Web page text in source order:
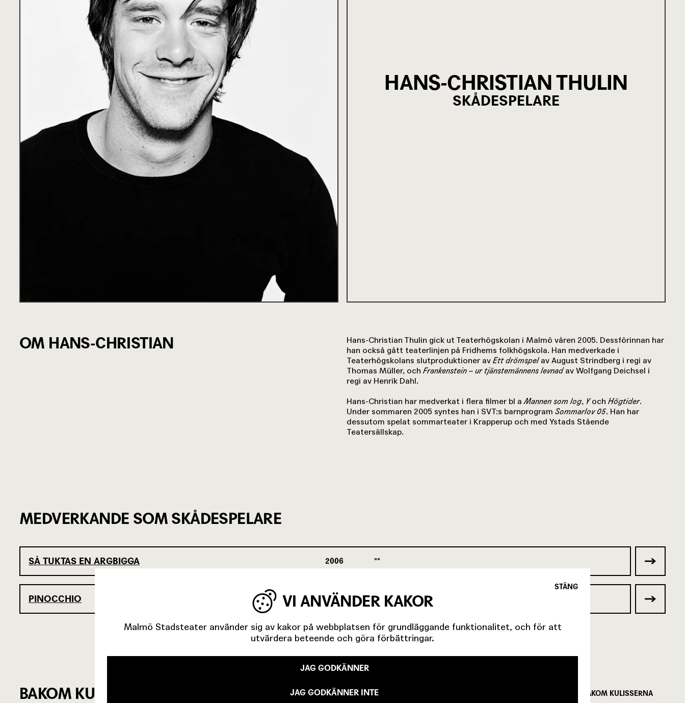
HANS-CHRISTIAN THULIN
SKÅDESPELARE
OM HANS-CHRISTIAN
Hans-Christian Thulin gick ut Teaterhögskolan i Malmö våren 2005. Dessförinnan har
han också gått teaterlinjen på Fridhems folkhögskola. Han medverkade i
Teaterhögskolans slutproduktioner av Ett drömspelav August Strindberg i regi av
Thomas Müller, och Frankenstein – ur tjänstemännens levnadav Wolfgang Deichsel i
regi av Henrik Dahl.
Hans-Christian har medverkat i flera filmer bl aMannen som log, Yoch Högtider.
Under sommaren 2005 syntes han i SVT:s barnprogram Sommarlov 05. Han har
dessutom spelat sommarteater i Krapperup och med Ystads Stående
Teatersällskap.
MEDVERKANDE SOM SKÅDESPELARE
SÅ TUKTAS EN ARGBIGGA 2006
PINOCCHIO 2005
BAKOM KULISSERNA FÖLJ MED BAKOM KULISSERNA
STÄNG
VI ANVÄNDER KAKOR
Malmö Stadsteater använder sig av kakor på webbplatsen för grundläggande funktionalitet, och för att
utvärdera beteende och göra förbättringar.
JAG GODKÄNNER
JAG GODKÄNNER INTE